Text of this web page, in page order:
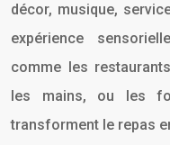
décor, musique,
expérience
comme les
les mains, ou les
transforment le repas